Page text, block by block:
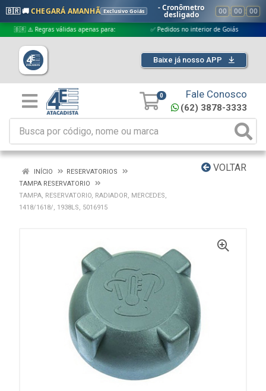
🇧🇷 🚚CHEGARÁ AMANHÃ Exclusivo Goiás - Cronômetro
desligado 00 : 00 : 00
⚠️ Regras válidas apenas para: ✅ Pedidos no interior de Goiás
Baixe já nosso APP
0 Fale Conosco
(62) 3878-3333
VOLTAR
INÍCIO
RESERVATORIOS
TAMPA RESERVATORIO
TAMPA, RESERVATORIO, RADIADOR, MERCEDES,
1418/1618/, 1938LS, 5016915